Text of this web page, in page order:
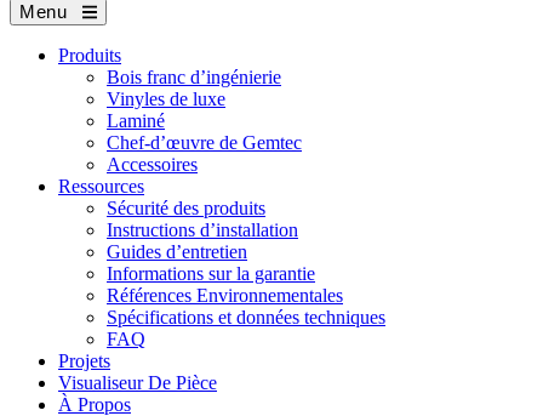
Menu
Produits
Bois franc d’ingénierie
Vinyles de luxe
Laminé
Chef-d’œuvre de Gemtec
Accessoires
Ressources
Sécurité des produits
Instructions d’installation
Guides d’entretien
Informations sur la garantie
Références Environnementales
Spécifications et données techniques
FAQ
Projets
Visualiseur De Pièce
À Propos